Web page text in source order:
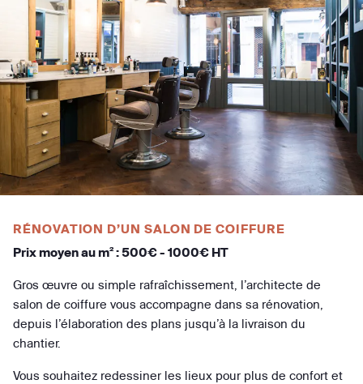
RÉNOVATION D’UN SALON DE COIFFURE
Prix moyen au m² : 500€ - 1000€ HT
Gros œuvre ou simple rafraîchissement, l’architecte de
salon de coiffure vous accompagne dans sa rénovation,
depuis l’élaboration des plans jusqu’à la livraison du
chantier.
Vous souhaitez redessiner les lieux pour plus de confort et